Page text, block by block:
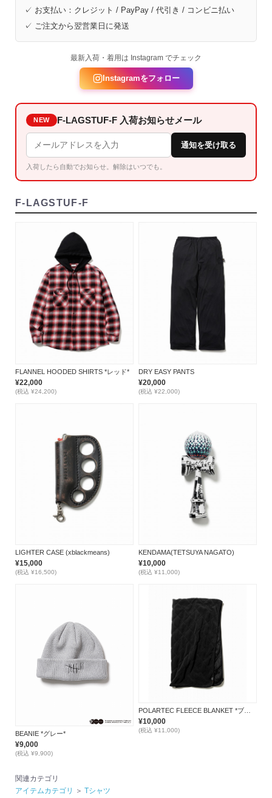
✓ お支払い：クレジット / PayPay / 代引き / コンビニ払い
✓ ご注文から翌営業日に発送
最新入荷・着用は Instagram でチェック
Instagramをフォロー
NEW F-LAGSTUF-F 入荷お知らせメール
通知を受け取る
入荷したら自動でお知らせ。解除はいつでも。
F-LAGSTUF-F
FLANNEL HOODED SHIRTS *レッド*
¥22,000
(税込 ¥24,200)
DRY EASY PANTS
¥20,000
(税込 ¥22,000)
LIGHTER CASE (xblackmeans)
¥15,000
(税込 ¥16,500)
KENDAMA(TETSUYA NAGATO)
¥10,000
(税込 ¥11,000)
BEANIE *グレー*
¥9,000
(税込 ¥9,900)
¥10,000
(税込 ¥11,000)
関連カテゴリ
アイテムカテゴリ
＞ Tシャツ